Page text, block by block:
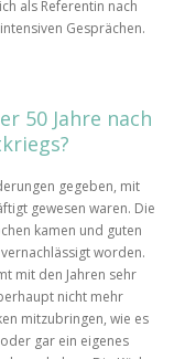
als Referentin nach
Gesprächen.
50 Jahre nach
gegeben, mit
gewesen waren. Die
kamen und guten
worden.
mit den Jahren sehr
nicht mehr
mitzubringen, wie es
gar ein eigenes